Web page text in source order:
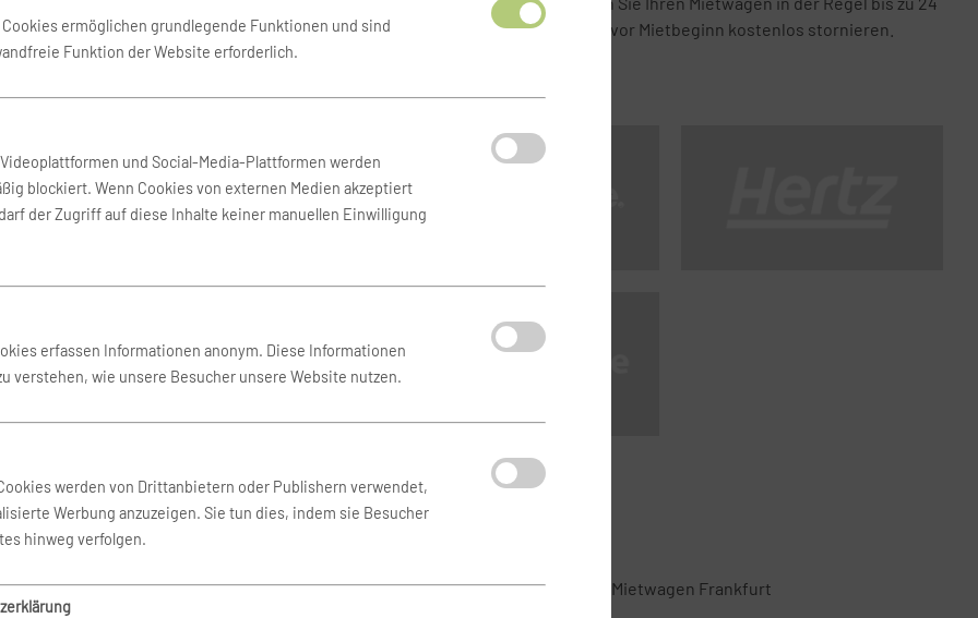
als 80.000 Standorten.
Stunden vor Mietbeginn kostenlos stornieren.
Umgebung von Giessen
Darmstadt Mietwagen Flughafen Frankfurt Hahn Mietwagen Frankfurt
ermöglichen grundlegende Funktionen und sind
Funktion der Website erforderlich.
und Social-Media-Plattformen werden
blockiert. Wenn Cookies von externen Medien akzeptiert
der Zugriff auf diese Inhalte keiner manuellen Einwilligung
erfassen Informationen anonym. Diese Informationen
verstehen, wie unsere Besucher unsere Website nutzen.
werden von Drittanbietern oder Publishern verwendet,
Werbung anzuzeigen. Sie tun dies, indem sie Besucher
hinweg verfolgen.